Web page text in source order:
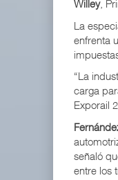
Willey,
La
enfrenta
“La
carga
Exporail
señaló
entre los